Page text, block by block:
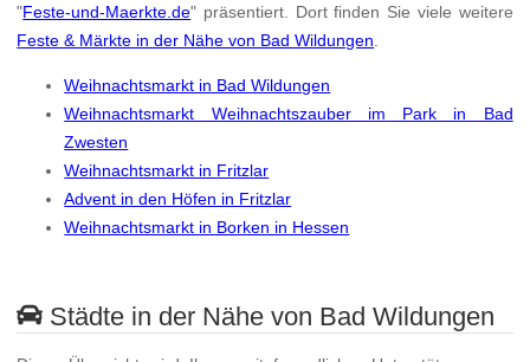
"Feste-und-Maerkte.de" präsentiert. Dort finden Sie viele weitere
Feste & Märkte in der Nähe von Bad Wildungen
Weihnachtsmarkt in Bad Wildungen
Weihnachtsmarkt Weihnachtszauber im Park in Bad
Zwesten
Weihnachtsmarkt in Fritzlar
Advent in den Höfen in Fritzlar
Weihnachtsmarkt in Borken in Hessen
Städte in der Nähe von Bad Wildungen